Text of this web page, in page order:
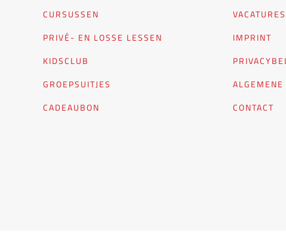
CURSUSSEN
PRIVÉ- EN LOSSE LESSEN
KIDSCLUB
GROEPSUITJES
CADEAUBON
VACATURES
IMPRINT
CONTACT